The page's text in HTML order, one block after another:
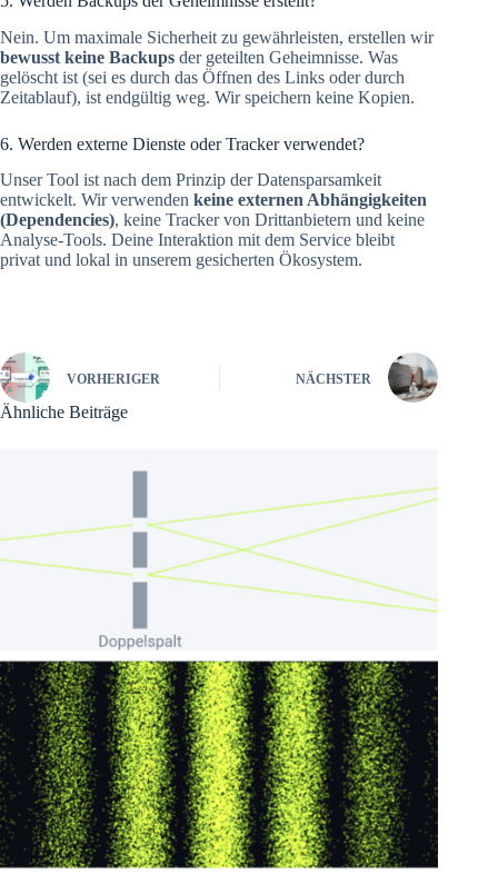
Nein. Um maximale Sicherheit zu gewährleisten, erstellen wir
bewusst keine Backups der geteilten Geheimnisse. Was
gelöscht ist (sei es durch das Öffnen des Links oder durch
Zeitablauf), ist endgültig weg. Wir speichern keine Kopien.
6. Werden externe Dienste oder Tracker verwendet?
Unser Tool ist nach dem Prinzip der Datensparsamkeit
entwickelt. Wir verwenden keine externen Abhängigkeiten
(Dependencies), keine Tracker von Drittanbietern und keine
Analyse-Tools. Deine Interaktion mit dem Service bleibt
privat und lokal in unserem gesicherten Ökosystem.
VORHERIGER NÄCHSTER
Ähnliche Beiträge